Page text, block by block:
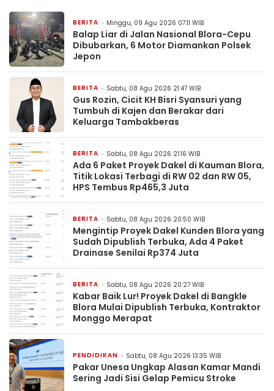
BERITA Minggu, 09 Agu 2026 07:11 WIB
Balap Liar di Jalan Nasional Blora-Cepu
Dibubarkan, 6 Motor Diamankan Polsek
Jepon
BERITA Sabtu, 08 Agu 2026 21:47 WIB
Gus Rozin, Cicit KH Bisri Syansuri yang
Tumbuh di Kajen dan Berakar dari
Keluarga Tambakberas
BERITA Sabtu, 08 Agu 2026 21:16 WIB
Ada 6 Paket Proyek Dakel di Kauman Blora,
Titik Lokasi Terbagi di RW 02 dan RW 05,
HPS Tembus Rp465,3 Juta
BERITA Sabtu, 08 Agu 2026 20:50 WIB
Mengintip Proyek Dakel Kunden Blora yang
Sudah Dipublish Terbuka, Ada 4 Paket
Drainase Senilai Rp374 Juta
BERITA Sabtu, 08 Agu 2026 20:27 WIB
Kabar Baik Lur! Proyek Dakel di Bangkle
Blora Mulai Dipublish Terbuka, Kontraktor
Monggo Merapat
PENDIDIKAN Sabtu, 08 Agu 2026 13:35 WIB
Pakar Unesa Ungkap Alasan Kamar Mandi
Sering Jadi Sisi Gelap Pemicu Stroke